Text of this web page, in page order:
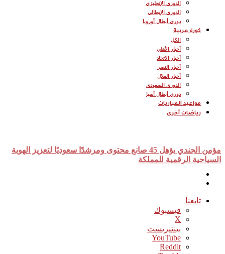
الدوري الإنجليزي
الدوري الإيطالي
دوري أبطال أوروبا
كورة عربية
الكل
أخبار الأهلي
أخبار الاتحاد
أخبار النصر
أخبار الهلال
الدوري السعودي
دوري أبطال أسيا
مواعيد المباريات
رياضات أخرى
مؤمن الجندي يؤهل 45 صانع محتوى ومرشدًا سعوديًا لتعزيز الهوية
السياحية الرقمية للمملكة
تابعنا
فيسبوك
‫X
بينتيريست
‫YouTube